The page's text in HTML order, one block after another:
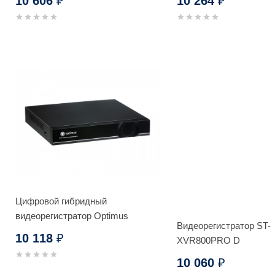
Цифровой гибридный
видеорегистратор Optimus
10 118 ₽
Видеорегистратор ST-
XVR800PRO D
10 060 ₽